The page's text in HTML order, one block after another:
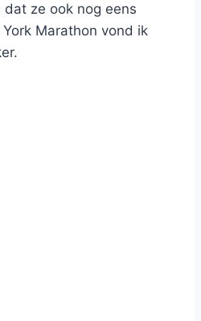
ze ook nog eens
Marathon vond ik